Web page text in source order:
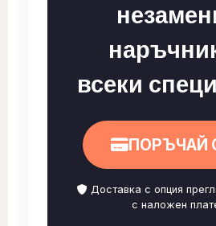
всеки
ПОРЪЧАЙ
Доставка с опция
с наложен